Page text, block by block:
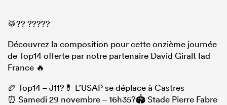
🥁?? ?????
Découvrez la composition pour cette onzième journée
de Top14 offerte par notre partenaire David Giralt Iad
France 🔥
🏉 Top14 – J11?💊 L’USAP se déplace à Castres
⏰ Samedi 29 novembre – 16h35?🏟️ Stade Pierre Fabre